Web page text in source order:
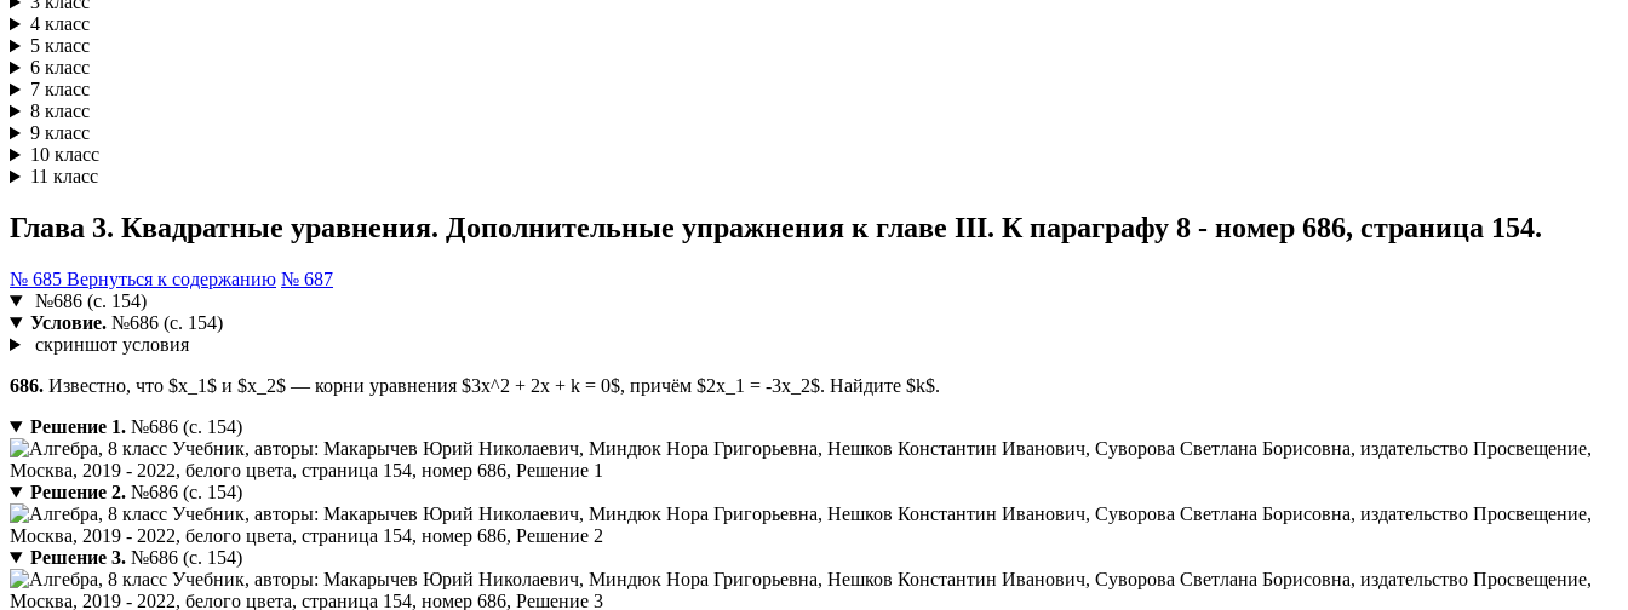
4 класс
5 класс
6 класс
7 класс
8 класс
9 класс
10 класс
11 класс
Глава 3. Квадратные уравнения. Дополнительные упражнения к главе III. К параграфу 8 - номер 686, страница 154.
№ 685 Вернуться к содержанию № 687
№686 (с. 154)
Условие.№686 (с. 154)
скриншот условия
686. Известно, что $x_1$ и $x_2$ — корни уравнения $3x^2 + 2x + k = 0$, причём $2x_1 = -3x_2$. Найдите $k$.
Решение 1.№686 (с. 154)
Решение 2.№686 (с. 154)
Решение 3.№686 (с. 154)